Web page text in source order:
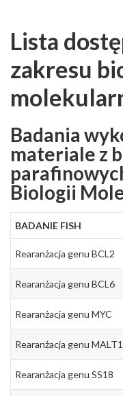
Lista
zakresu
Badania
materiale z
Biologii
BADANIE FISH
Rearanżacja genu BCL2
Rearanżacja genu BCL6
Rearanżacja genu MYC
Rearanżacja genu MALT1
Rearanżacja genu SS18